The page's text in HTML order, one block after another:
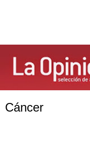
Cáncer